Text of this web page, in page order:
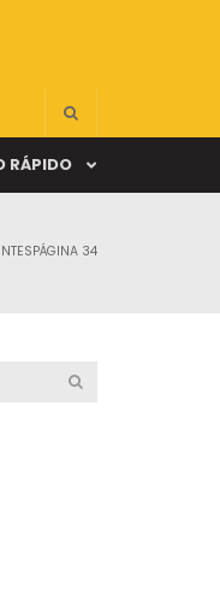
RÁPIDO
PÁGINA 34